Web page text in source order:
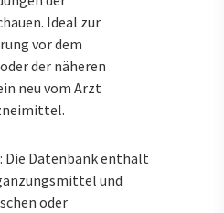
Ideal zur
vor dem
der näheren
neu vom Arzt
Die Datenbank enthält
und
oder